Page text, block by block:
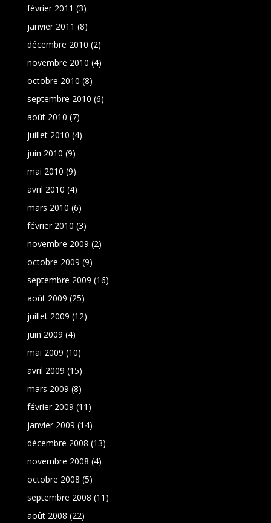
février 2011 (3)
janvier 2011 (8)
décembre 2010 (2)
novembre 2010 (4)
octobre 2010 (8)
septembre 2010 (6)
août 2010 (7)
juillet 2010 (4)
juin 2010 (9)
mai 2010 (9)
avril 2010 (4)
mars 2010 (6)
février 2010 (3)
novembre 2009 (2)
octobre 2009 (9)
septembre 2009 (16)
août 2009 (25)
juillet 2009 (12)
juin 2009 (4)
mai 2009 (10)
avril 2009 (15)
mars 2009 (8)
février 2009 (11)
janvier 2009 (14)
décembre 2008 (13)
novembre 2008 (4)
octobre 2008 (5)
septembre 2008 (11)
août 2008 (22)